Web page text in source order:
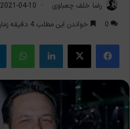
رضا خلف چعباوی 2021-04-10
0
خواندن این مطلب 4 دقیقه زمان میبرد
فیس بوک X لینکدین واتس آپ